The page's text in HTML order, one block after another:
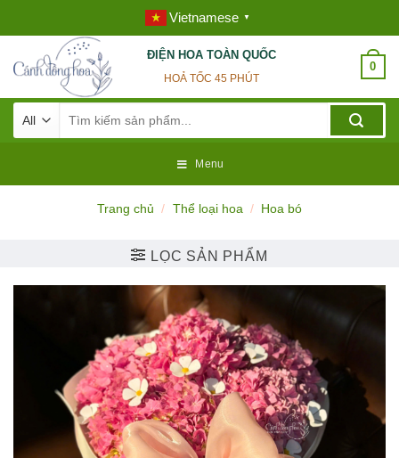
to
content
Vietnamese ▼
ĐIỆN HOA TOÀN QUỐC
HOẢ TỐC 45 PHÚT
0
kiếm:
Menu
Trang chủ / Thể loại hoa / Hoa bó
LỌC SẢN PHẨM